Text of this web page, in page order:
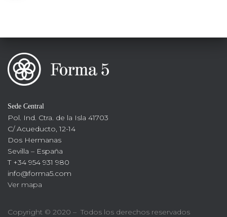
Sede Central
Pol. Ind. Ctra. de la Isla 41703
C/ Acueducto, 12-14
Dos Hermanas
Sevilla – España
T +34 954 931 980
info@forma5.com
Ver mapa
Copyright © 2020 – Todos los derechos reservados